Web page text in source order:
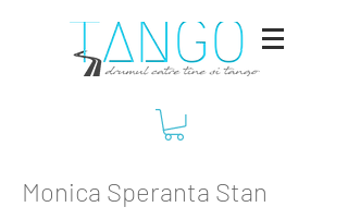
Monica Speranta Stan